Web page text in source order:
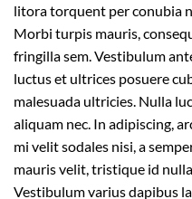
litora torquent per conubia
Morbi turpis mauris,
fringilla sem. Vestibulum
luctus et ultrices posuere
malesuada ultricies. Nulla
aliquam nec. In adipiscing,
mi velit sodales nisi, a
mauris velit, tristique id
Vestibulum varius dapibus